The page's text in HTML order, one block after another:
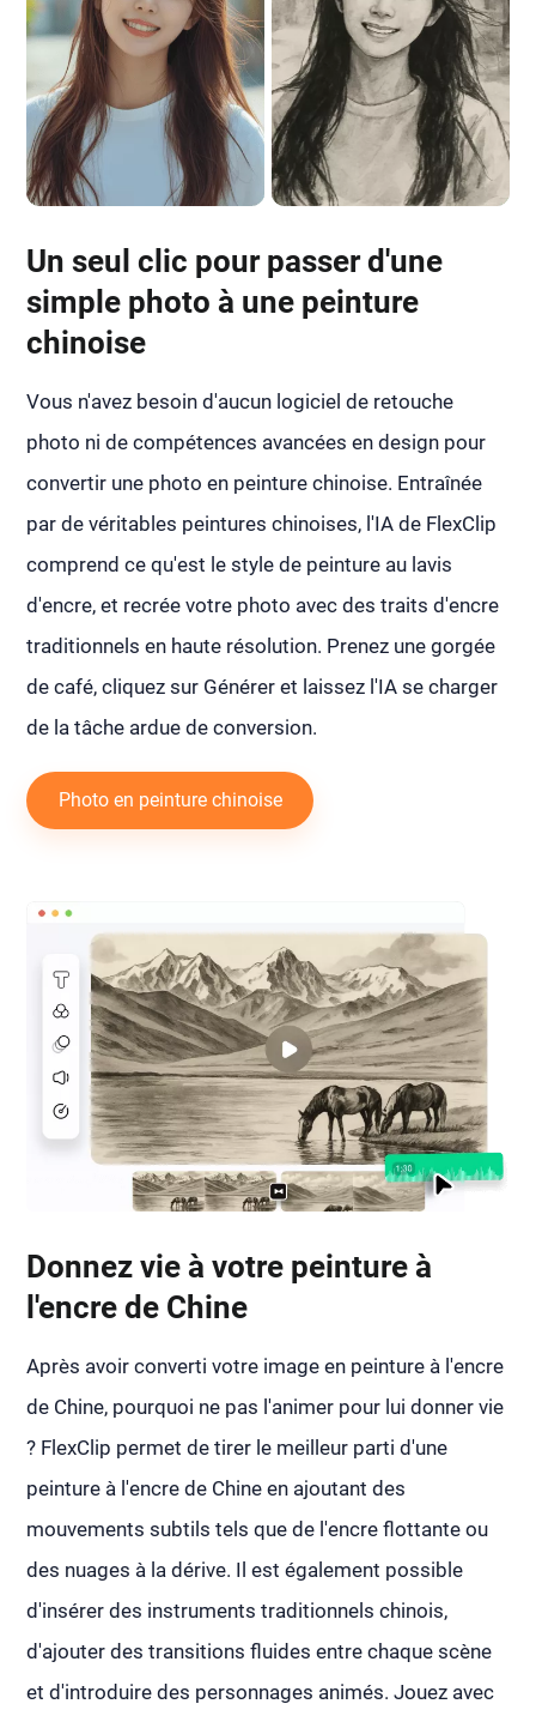
Un seul clic pour passer d'une
simple photo à une peinture
chinoise
Vous n'avez besoin d'aucun logiciel de retouche
photo ni de compétences avancées en design pour
convertir une photo en peinture chinoise. Entraînée
par de véritables peintures chinoises, l'IA de FlexClip
comprend ce qu'est le style de peinture au lavis
d'encre, et recrée votre photo avec des traits d'encre
traditionnels en haute résolution. Prenez une gorgée
de café, cliquez sur Générer et laissez l'IA se charger
de la tâche ardue de conversion.
Photo en peinture chinoise
Donnez vie à votre peinture à
l'encre de Chine
Après avoir converti votre image en peinture à l'encre
de Chine, pourquoi ne pas l'animer pour lui donner vie
? FlexClip permet de tirer le meilleur parti d'une
peinture à l'encre de Chine en ajoutant des
mouvements subtils tels que de l'encre flottante ou
des nuages à la dérive. Il est également possible
d'insérer des instruments traditionnels chinois,
d'ajouter des transitions fluides entre chaque scène
et d'introduire des personnages animés. Jouez avec